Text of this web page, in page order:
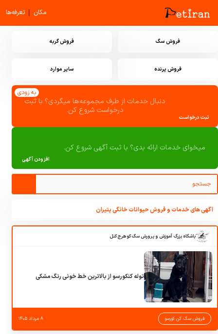
مکان | تعرفه‌ها
فروش سگ فروش گربه
فروش پرنده سایر موارد
ثبت درخواست
دنبال خدمات از طرف مجموعه‌ها میگردی؟ با ثبت
درخواست شروع کن.
به زودی
افزودن آگهی
میخوای خدمات ارائه بدی؟ با ثبت آگهی شروع کن.
آگهی های خدمات و فروش حیوانات خانگی پتیران
باشگاه بزرگ آموزش و پرورش سگ کوهرج کنل
توله کنکورسو از بالاترین خط خونی رنگ مشکی
فروش سگ کن کورسو ۸ مرداد ۱۴۰۵